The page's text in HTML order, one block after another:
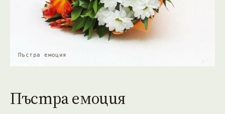
Пъстра емоция
Пъстра емоция